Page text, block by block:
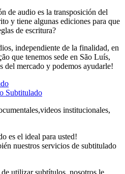
de audio es la transposición del
y tiene algunas ediciones para que
de escritura?
independiente de la finalidad, en
que tenemos sede en São Luís,
del mercado y podemos ayudarle!
Subtitulado
institucionales,
es el ideal para usted!
nuestros servicios de subtitulado